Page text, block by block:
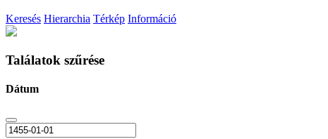
Keresés Hierarchia Térkép Információ
Találatok szűrése
Dátum